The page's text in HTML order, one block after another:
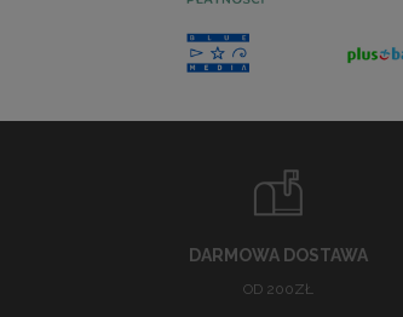
DARMOWA DOSTAWA
OD 200ZŁ